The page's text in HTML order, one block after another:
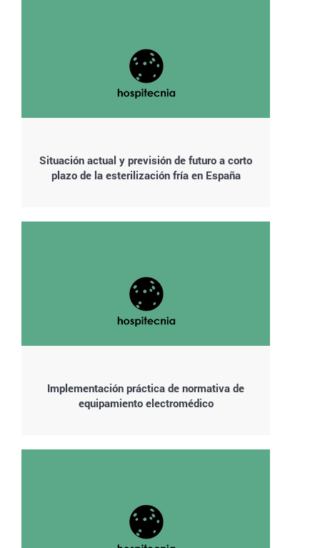
Situación actual y previsión de futuro a corto
plazo de la esterilización fría en España
Implementación práctica de normativa de
equipamiento electromédico